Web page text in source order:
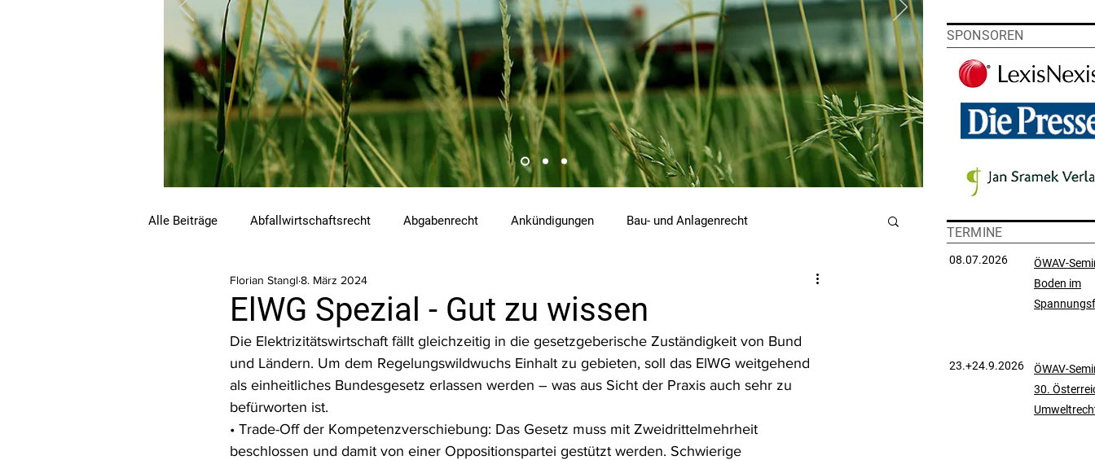
Alle Beiträge Abfallwirtschaftsrecht Abgabenrecht Ankündigungen Bau- und Anlagenrecht
Beihilfen und Förderungen Chemikalienrecht
Luftreinhalterecht Naturschutzrecht Raumordnungs- und Planungsrecht RdU Rechtsprechungssammlung
Rohstoffrecht (Umwelt-)Strafrecht
ElWG Spezial - Gut zu wissen
Florian Stangl8. März 2024
Die Elektrizitätswirtschaft fällt gleichzeitig in die gesetzgeberische Zuständigkeit von Bund
und Ländern. Um dem Regelungswildwuchs Einhalt zu gebieten, soll das ElWG weitgehend
als einheitliches Bundesgesetz erlassen werden – was aus Sicht der Praxis auch sehr zu
befürworten ist.
• Trade-Off der Kompetenzverschiebung: Das Gesetz muss mit Zweidrittelmehrheit
beschlossen und damit von einer Oppositionspartei gestützt werden. Schwierige
08.07.2026
ÖWAV-
Boden im
23.+24.9.2026
ÖWAV-
30.
TERMINE
SPONSOREN